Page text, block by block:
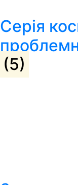
Серія
(5)